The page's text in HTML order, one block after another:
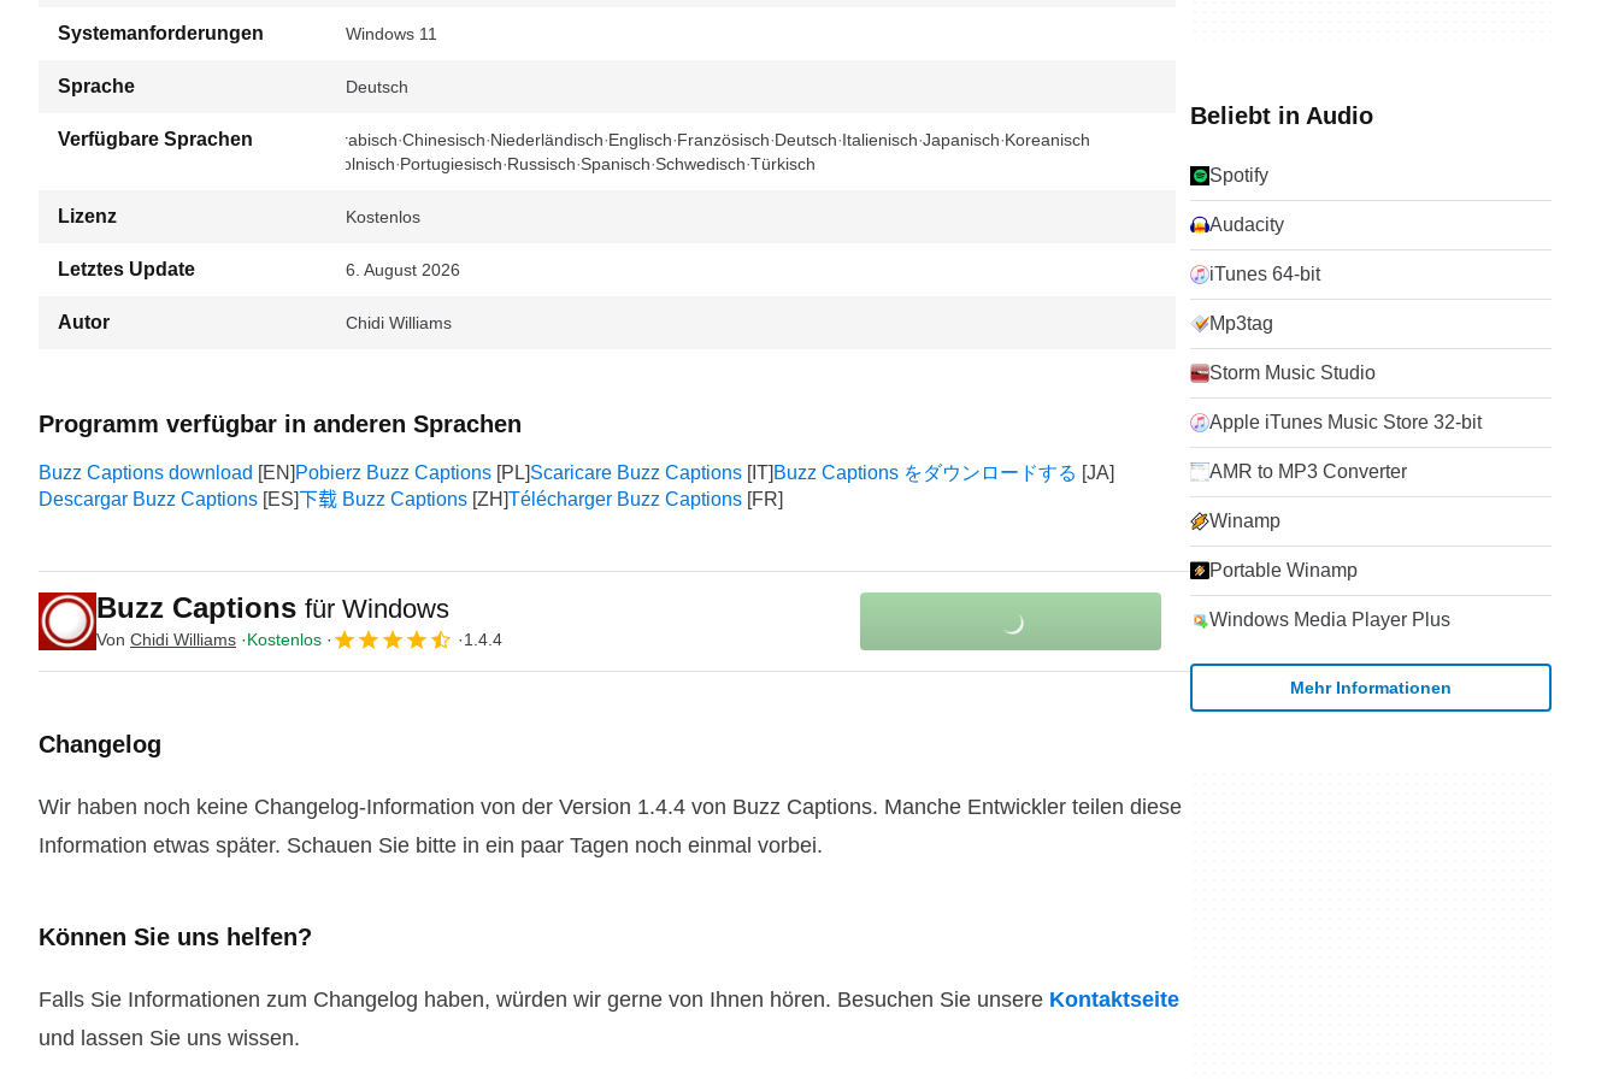
Systemanforderungen Windows 11
Sprache Deutsch
Verfügbare Sprachen Arabisch Chinesisch Niederländisch Englisch Französisch Deutsch Italienisch Japanisch Koreanisch
Polnisch Portugiesisch Russisch Spanisch Schwedisch Türkisch
Lizenz Kostenlos
Letztes Update 6. August 2026
Autor Chidi Williams
Programm verfügbar in anderen Sprachen
Buzz Captions download Pobierz Buzz Captions Scaricare Buzz Captions
Buzz Captions をダウンロードする
Descargar Buzz Captions
下载 Buzz Captions Télécharger Buzz Captions
Buzz Captions für Windows
Von Chidi Williams Kostenlos 1.4.4
Changelog
Wir haben noch keine Changelog-Information von der Version 1.4.4 von Buzz Captions. Manche Entwickler teilen diese
Information etwas später. Schauen Sie bitte in ein paar Tagen noch einmal vorbei.
Können Sie uns helfen?
Falls Sie Informationen zum Changelog haben, würden wir gerne von Ihnen hören. Besuchen Sie unsere Kontaktseite
und lassen Sie uns wissen.
Beliebt in Audio
Spotify
Audacity
iTunes 64-bit
Mp3tag
Storm Music Studio
Apple iTunes Music Store 32-bit
AMR to MP3 Converter
Winamp
Portable Winamp
Windows Media Player Plus
Mehr Informationen